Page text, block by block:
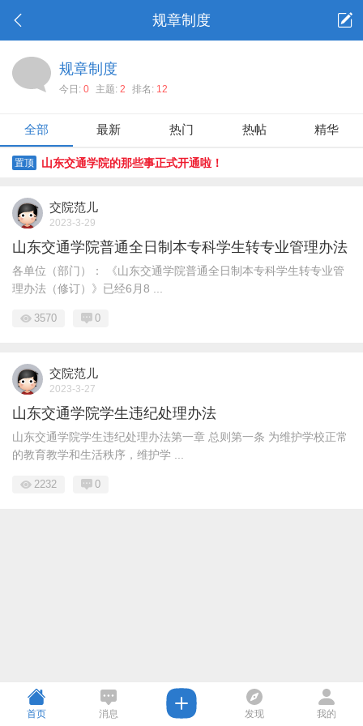
规章制度
规章制度
今日: 0 主题: 2 排名: 12
全部 最新 热门 热帖 精华
置顶 山东交通学院的那些事正式开通啦！
交院范儿
2023-3-29
山东交通学院普通全日制本专科学生转专业管理办法
各单位（部门）： 《山东交通学院普通全日制本专科学生转专业管
理办法（修订）》已经6月8 ...
3570 0
交院范儿
2023-3-27
山东交通学院学生违纪处理办法
山东交通学院学生违纪处理办法第一章 总则第一条 为维护学校正常
的教育教学和生活秩序，维护学 ...
2232 0
首页 消息 发现 我的